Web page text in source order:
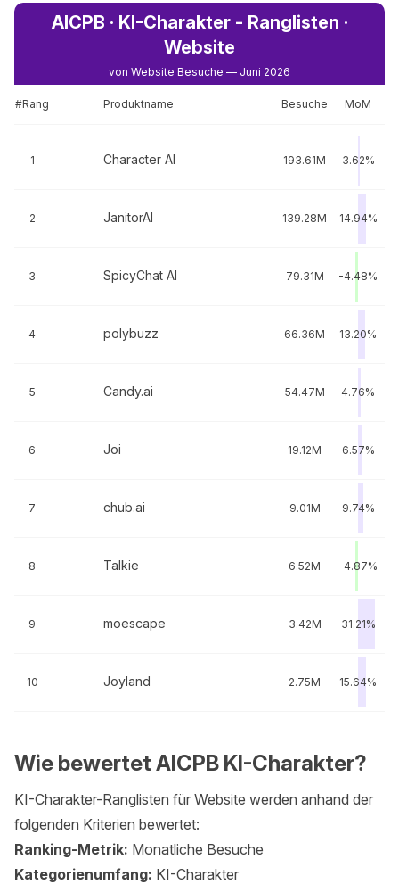
AICPB · KI-Charakter - Ranglisten ·
Website
von Website Besuche — Juni 2026
#Rang Produktname Besuche MoM
1 Character AI 193.61M 3.62%
2 JanitorAI 139.28M 14.94%
3 SpicyChat AI 79.31M -4.48%
4 polybuzz 66.36M 13.20%
5 Candy.ai 54.47M 4.76%
6 Joi 19.12M 6.57%
7 chub.ai 9.01M 9.74%
8 Talkie 6.52M -4.87%
9 moescape 3.42M 31.21%
10 Joyland 2.75M 15.64%
Wie bewertet AICPB KI-Charakter?
KI-Charakter-Ranglisten für Website werden anhand der
folgenden Kriterien bewertet:
Ranking-Metrik: Monatliche Besuche
Kategorienumfang: KI-Charakter